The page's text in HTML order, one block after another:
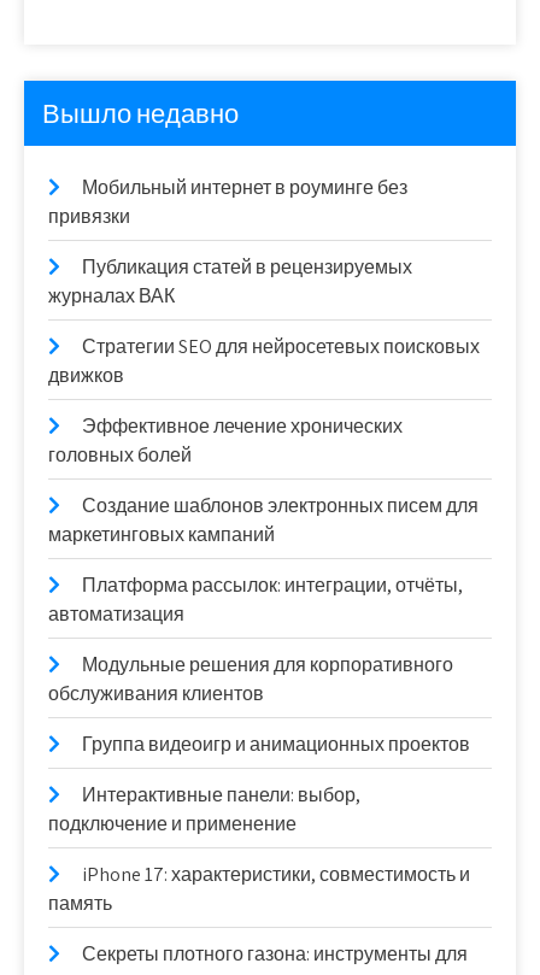
Вышло недавно
Мобильный интернет в роуминге без
привязки
Публикация статей в рецензируемых
журналах ВАК
Стратегии SEO для нейросетевых поисковых
движков
Эффективное лечение хронических
головных болей
Создание шаблонов электронных писем для
маркетинговых кампаний
Платформа рассылок: интеграции, отчёты,
автоматизация
Модульные решения для корпоративного
обслуживания клиентов
Группа видеоигр и анимационных проектов
Интерактивные панели: выбор,
подключение и применение
iPhone 17: характеристики, совместимость и
память
Секреты плотного газона: инструменты для